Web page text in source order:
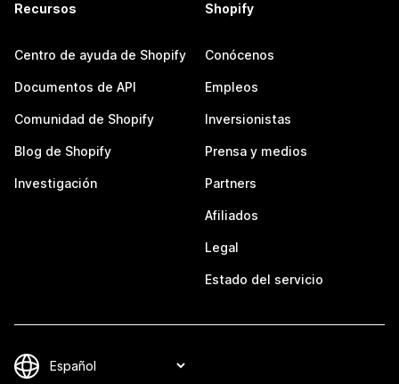
Recursos
Centro de ayuda de Shopify
Documentos de API
Comunidad de Shopify
Blog de Shopify
Investigación
Shopify
Conócenos
Empleos
Inversionistas
Prensa y medios
Partners
Afiliados
Legal
Estado del servicio